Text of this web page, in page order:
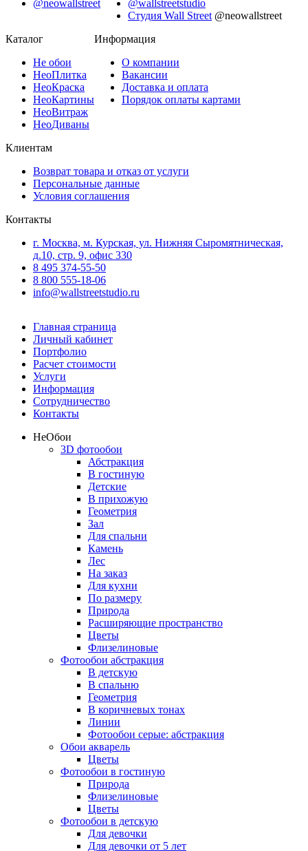
@neowallstreet
@wallstreetstudio
Студия Wall Street @neowallstreet
Каталог
Не обои
НеоПлитка
НеоКраска
НеоКартины
НеоВитраж
НеоДиваны
Информация
О компании
Вакансии
Доставка и оплата
Порядок оплаты картами
Клиентам
Возврат товара и отказ от услуги
Персональные данные
Условия соглашения
Контакты
г. Москва, м. Курская, ул. Нижняя Сыромятническая,
д.10, стр. 9, офис 330
8 495 374-55-50
8 800 555-18-06
info@wallstreetstudio.ru
Главная страница
Личный кабинет
Портфолио
Расчет стоимости
Услуги
Информация
Сотрудничество
Контакты
НеОбои
3D фотообои
Абстракция
В гостиную
Детские
В прихожую
Геометрия
Зал
Для спальни
Камень
Лес
На заказ
Для кухни
По размеру
Природа
Расширяющие пространство
Цветы
Флизелиновые
Фотообои абстракция
В детскую
В спальню
Геометрия
В коричневых тонах
Линии
Фотообои серые: абстракция
Обои акварель
Цветы
Фотообои в гостиную
Природа
Флизелиновые
Цветы
Фотообои в детскую
Для девочки
Для девочки от 5 лет